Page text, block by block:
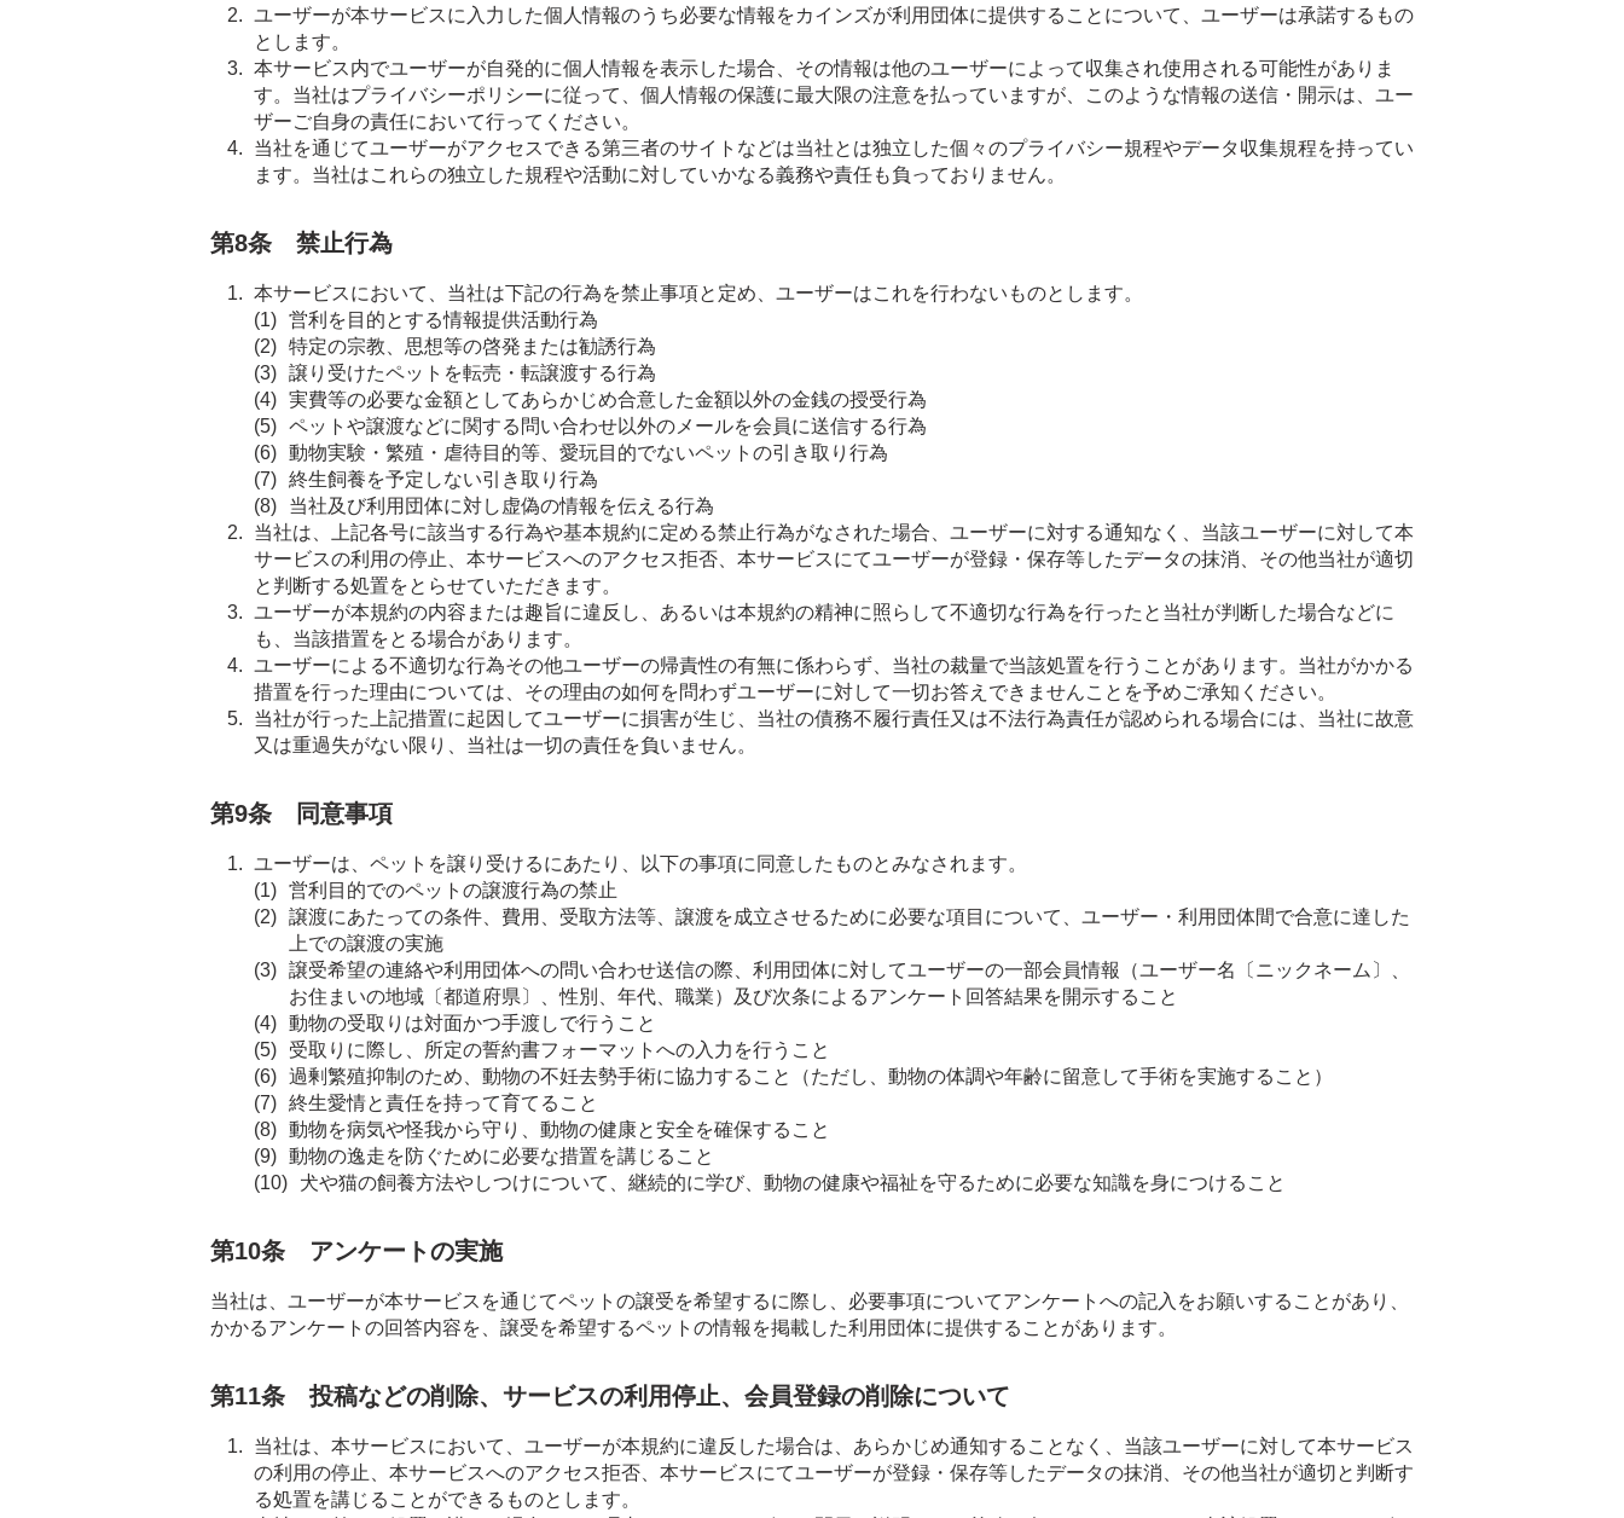
ユーザーが本サービスに入力した個人情報のうち必要な情報をカインズが利用団体に提供することについて、ユーザーは承諾するもの
とします。
本サービス内でユーザーが自発的に個人情報を表示した場合、その情報は他のユーザーによって収集され使用される可能性がありま
す。当社はプライバシーポリシーに従って、個人情報の保護に最大限の注意を払っていますが、このような情報の送信・開示は、ユー
ザーご自身の責任において行ってください。
当社を通じてユーザーがアクセスできる第三者のサイトなどは当社とは独立した個々のプライバシー規程やデータ収集規程を持ってい
ます。当社はこれらの独立した規程や活動に対していかなる義務や責任も負っておりません。
第8条 禁止行為
本サービスにおいて、当社は下記の行為を禁止事項と定め、ユーザーはこれを行わないものとします。
営利を目的とする情報提供活動行為
特定の宗教、思想等の啓発または勧誘行為
譲り受けたペットを転売・転譲渡する行為
実費等の必要な金額としてあらかじめ合意した金額以外の金銭の授受行為
ペットや譲渡などに関する問い合わせ以外のメールを会員に送信する行為
動物実験・繁殖・虐待目的等、愛玩目的でないペットの引き取り行為
終生飼養を予定しない引き取り行為
当社及び利用団体に対し虚偽の情報を伝える行為
当社は、上記各号に該当する行為や基本規約に定める禁止行為がなされた場合、ユーザーに対する通知なく、当該ユーザーに対して本
サービスの利用の停止、本サービスへのアクセス拒否、本サービスにてユーザーが登録・保存等したデータの抹消、その他当社が適切
と判断する処置をとらせていただきます。
ユーザーが本規約の内容または趣旨に違反し、あるいは本規約の精神に照らして不適切な行為を行ったと当社が判断した場合などに
も、当該措置をとる場合があります。
ユーザーによる不適切な行為その他ユーザーの帰責性の有無に係わらず、当社の裁量で当該処置を行うことがあります。当社がかかる
措置を行った理由については、その理由の如何を問わずユーザーに対して一切お答えできませんことを予めご承知ください。
当社が行った上記措置に起因してユーザーに損害が生じ、当社の債務不履行責任又は不法行為責任が認められる場合には、当社に故意
又は重過失がない限り、当社は一切の責任を負いません。
第9条 同意事項
ユーザーは、ペットを譲り受けるにあたり、以下の事項に同意したものとみなされます。
営利目的でのペットの譲渡行為の禁止
譲渡にあたっての条件、費用、受取方法等、譲渡を成立させるために必要な項目について、ユーザー・利用団体間で合意に達した
上での譲渡の実施
譲受希望の連絡や利用団体への問い合わせ送信の際、利用団体に対してユーザーの一部会員情報（ユーザー名〔ニックネーム〕、
お住まいの地域〔都道府県〕、性別、年代、職業）及び次条によるアンケート回答結果を開示すること
動物の受取りは対面かつ手渡しで行うこと
受取りに際し、所定の誓約書フォーマットへの入力を行うこと
過剰繁殖抑制のため、動物の不妊去勢手術に協力すること（ただし、動物の体調や年齢に留意して手術を実施すること）
終生愛情と責任を持って育てること
動物を病気や怪我から守り、動物の健康と安全を確保すること
動物の逸走を防ぐために必要な措置を講じること
犬や猫の飼養方法やしつけについて、継続的に学び、動物の健康や福祉を守るために必要な知識を身につけること
第10条 アンケートの実施
当社は、ユーザーが本サービスを通じてペットの譲受を希望するに際し、必要事項についてアンケートへの記入をお願いすることがあり、
かかるアンケートの回答内容を、譲受を希望するペットの情報を掲載した利用団体に提供することがあります。
第11条 投稿などの削除、サービスの利用停止、会員登録の削除について
当社は、本サービスにおいて、ユーザーが本規約に違反した場合は、あらかじめ通知することなく、当該ユーザーに対して本サービス
の利用の停止、本サービスへのアクセス拒否、本サービスにてユーザーが登録・保存等したデータの抹消、その他当社が適切と判断す
る処置を講じることができるものとします。